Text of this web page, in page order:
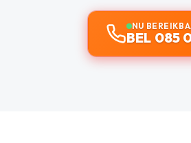
NU
BEL 085